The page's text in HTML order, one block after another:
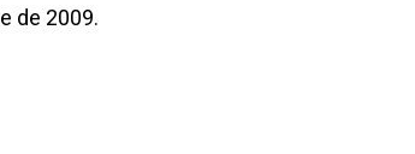
de 2009.